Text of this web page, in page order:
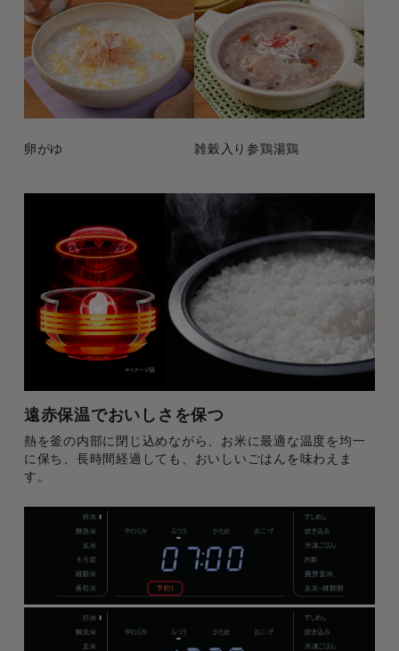
卵がゆ 雑穀入り参鶏湯鶏
遠赤保温でおいしさを保つ
熱を釜の内部に閉じ込めながら、お米に最適な温度を均一
に保ち、長時間経過しても、おいしいごはんを味わえま
す。